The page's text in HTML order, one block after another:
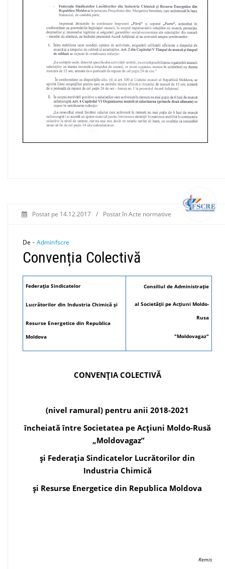
Postat pe 14.12.2017 / Postat înActe normative
De - Adminfscre
Convenția Colectivă
Federația Sindicatelor
Lucrătorilor din Industria Chimică și
Resurse Energetice din Republica
Moldova
Consiliul de Administrație
al Societății pe Acțiuni Moldo-
Rusa
"Moldovagaz"
CONVENȚIA COLECTIVĂ
(nivel ramural) pentru anii 2018-2021
încheiată între Societatea pe Acțiuni Moldo-Rusă
„Moldovagaz”
și Federația Sindicatelor Lucrătorilor din
Industria Chimică
și Resurse Energetice din Republica Moldova
Remis